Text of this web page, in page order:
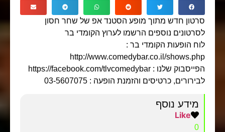
סרטון חדש מתוך מופע הסטנד אפ של שחר חסון
לסרטונים נוספים הרשמו לערוץ הקומדי בר
לוח הופעות הקומדי בר :
http://www.comedybar.co.il/shows.php
הפייסבוק שלנו : https://facebook.com/tlvcomedybar
לבירורים, כרטיסים והזמנת הופעה : 03-5607075
מידע נוסף
Like
0